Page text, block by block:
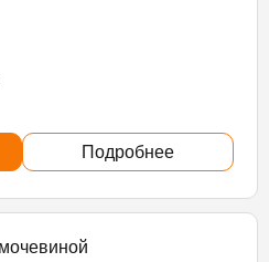
Подробнее